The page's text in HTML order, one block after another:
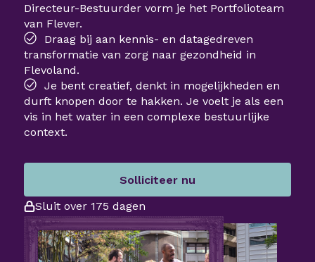
Directeur-Bestuurder vorm je het Portfolioteam
van Flever.
Draag bij aan kennis- en datagedreven
transformatie van zorg naar gezondheid in
Flevoland.
Je bent creatief, denkt in mogelijkheden en
durft knopen door te hakken. Je voelt je als een
vis in het water in een complexe bestuurlijke
context.
Solliciteer nu
Sluit over 175 dagen